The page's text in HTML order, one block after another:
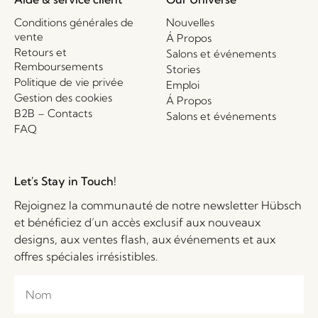
Conditions générales de
vente
Retours et
Remboursements
Politique de vie privée
Gestion des cookies
B2B – Contacts
FAQ
Nouvelles
Á Propos
Salons et événements
Stories
Emploi
Á Propos
Salons et événements
Let's Stay in Touch!
Rejoignez la communauté de notre newsletter Hübsch
et bénéficiez d’un accès exclusif aux nouveaux
designs, aux ventes flash, aux événements et aux
offres spéciales irrésistibles.